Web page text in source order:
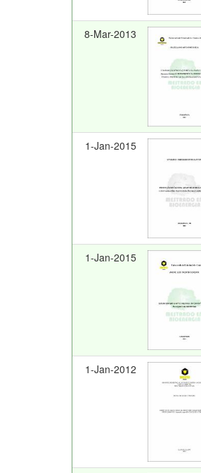
8-Mar-2013
1-Jan-2015
1-Jan-2015
1-Jan-2012